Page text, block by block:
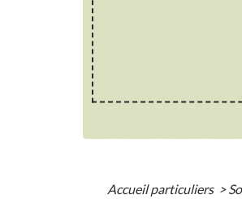
Accueil particuliers >